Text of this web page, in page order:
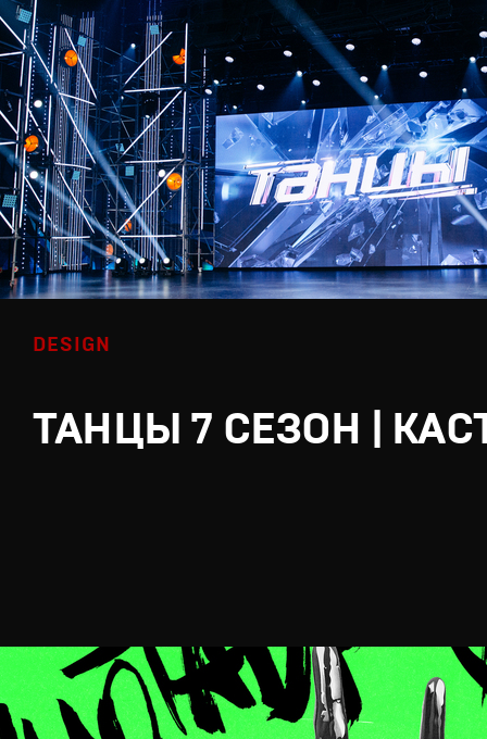
DESIGN
ТАНЦЫ 7 СЕЗОН |